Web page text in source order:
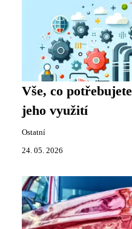
Vše, co
jeho využití
Ostatní
24. 05. 2026